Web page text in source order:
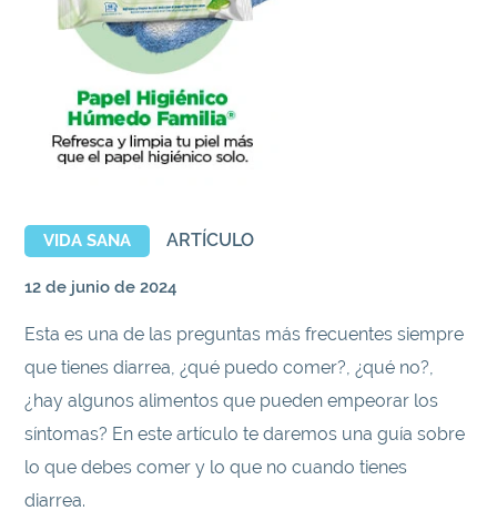
VIDA SANA ARTÍCULO
12 de junio de 2024
Esta es una de las preguntas más frecuentes siempre
que tienes diarrea, ¿qué puedo comer?, ¿qué no?,
¿hay algunos alimentos que pueden empeorar los
síntomas? En este artículo te daremos una guía sobre
lo que debes comer y lo que no cuando tienes
diarrea.